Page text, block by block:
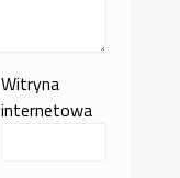
Witryna
internetowa